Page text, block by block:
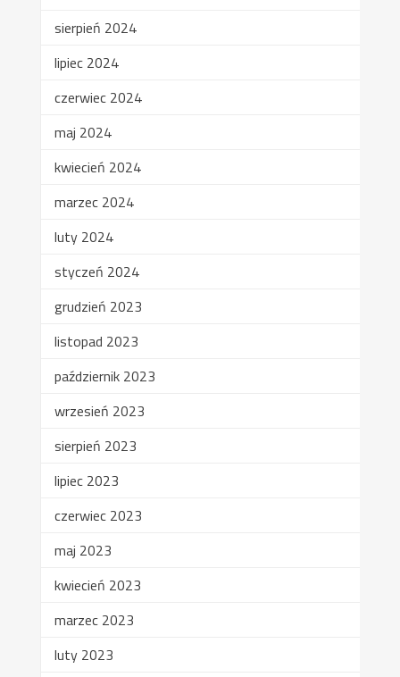
sierpień 2024
lipiec 2024
czerwiec 2024
maj 2024
kwiecień 2024
marzec 2024
luty 2024
styczeń 2024
grudzień 2023
listopad 2023
październik 2023
wrzesień 2023
sierpień 2023
lipiec 2023
czerwiec 2023
maj 2023
kwiecień 2023
marzec 2023
luty 2023